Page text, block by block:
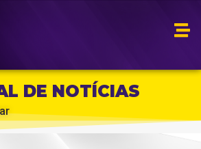
DE NOTÍCIAS